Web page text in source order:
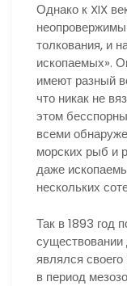
Однако к XIX
толкования, и
ископаемых».
имеют разный
что никак не
этом
всеми
морских рыб и
даже
нескольких
Так в 1893 год
существовании
являлся
в период